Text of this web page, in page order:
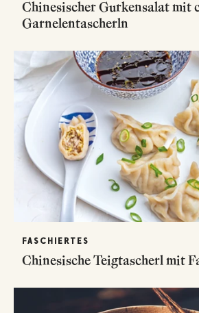
Chinesischer Gurkensalat mit
Garnelentascherln
FASCHIERTES
Chinesische Teigtascherl mit